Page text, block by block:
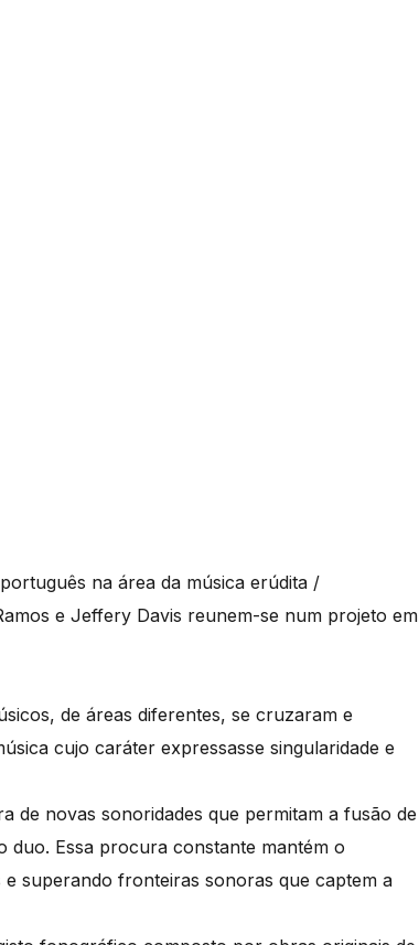
na área da música erúdita /
e Jeffery Davis reunem-se num projeto em
de áreas diferentes, se cruzaram e
cujo caráter expressasse singularidade e
de novas sonoridades que permitam a fusão de
duo. Essa procura constante mantém o
superando fronteiras sonoras que captem a